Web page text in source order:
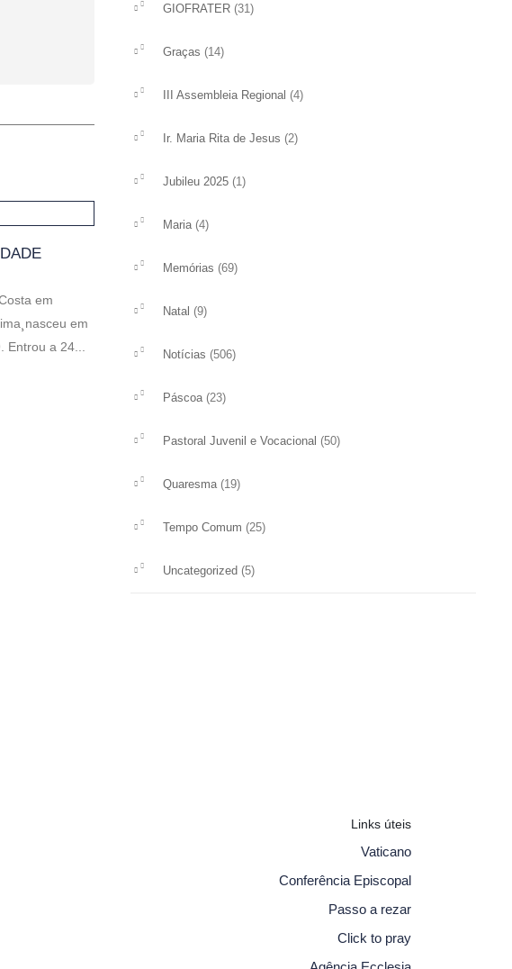
em
em
a 24...
fevereiro convida-nos a rezar para que as
centro,...
GIOFRATER (31)
Graças (14)
III Assembleia Regional (4)
Ir. Maria Rita de Jesus (2)
Jubileu 2025 (1)
Maria (4)
Memórias (69)
Natal (9)
Notícias (506)
Páscoa (23)
Pastoral Juvenil e Vocacional (50)
Quaresma (19)
Tempo Comum (25)
Uncategorized (5)
Links úteis
Vaticano
Conferência Episcopal
Passo a rezar
Click to pray